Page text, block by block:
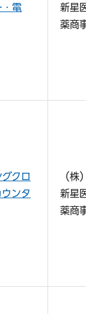
・電
新星
薬商
クロ
ンタ
（株）
新星
薬商